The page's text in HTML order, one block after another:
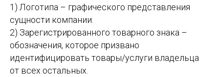
1) Логотипа – графического представления
сущности компании.
2) Зарегистрированного товарного знака –
обозначения, которое призвано
идентифицировать товары/услуги владельца
от всех остальных.